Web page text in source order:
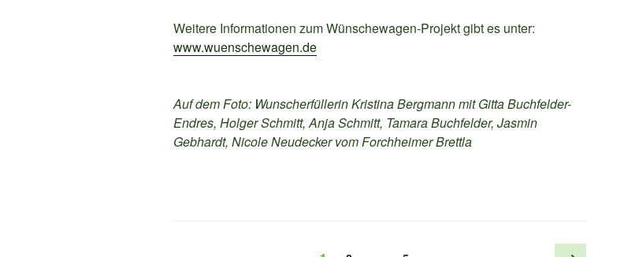
Weitere Informationen zum Wünschewagen-Projekt gibt es unter:
www.wuenschewagen.de
Auf dem Foto: Wunscherfüllerin Kristina Bergmann mit Gitta Buchfelder-
Endres, Holger Schmitt, Anja Schmitt, Tamara Buchfelder, Jasmin
Gebhardt, Nicole Neudecker vom Forchheimer Brettla